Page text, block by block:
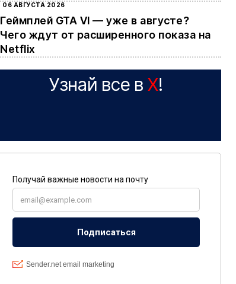
06 АВГУСТА 2026
Геймплей GTA VI — уже в августе?
Чего ждут от расширенного показа на
Netflix
Узнай все в X!